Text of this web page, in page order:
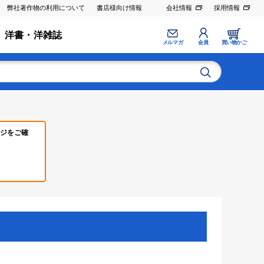
弊社著作物の利用について 書店様向け情報 会社情報 採用情報
洋書・洋雑誌
メルマガ 会員 買い物かご
をご確